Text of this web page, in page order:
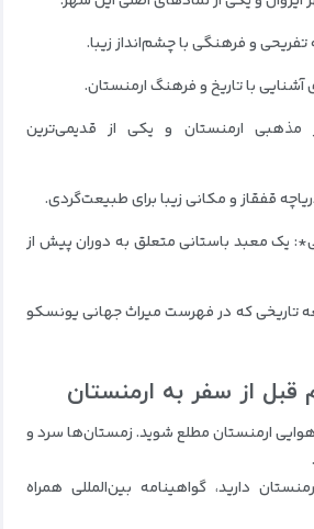
و فرهنگی با چشم‌انداز زیبا.
آشنایی با تاریخ و فرهنگ ارمنستان.
مذهبی ارمنستان و یکی از قدیمی‌ترین
قفقاز و مکانی زیبا برای طبیعت‌گردی.
یک معبد باستانی متعلق به دوران پیش از
تاریخی که در فهرست میراث جهانی یونسکو
از سفر به ارمنستان
ارمنستان مطلع شوید. زمستان‌ها سرد و
دارید، گواهینامه بین‌المللی همراه